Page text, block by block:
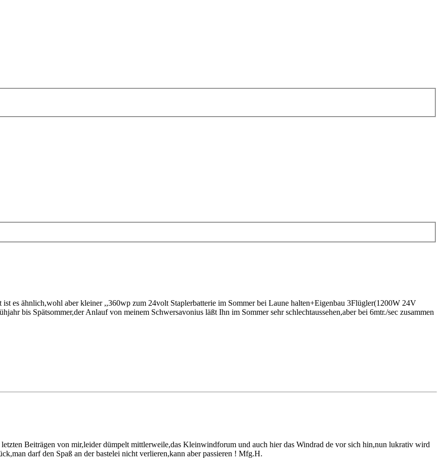
es ähnlich,wohl aber kleiner ,,360wp zum 24volt Staplerbatterie im Sommer bei Laune halten+Eigenbau 3Flügler(1200W 24V
bis Spätsommer,der Anlauf von meinem Schwersavonius läßt Ihn im Sommer sehr schlechtaussehen,aber bei 6mtr./sec zusammen
Beiträgen von mir,leider dümpelt mittlerweile,das Kleinwindforum und auch hier das Windrad de vor sich hin,nun lukrativ wird
darf den Spaß an der bastelei nicht verlieren,kann aber passieren ! Mfg.H.